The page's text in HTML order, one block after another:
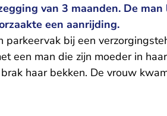
van 3 maanden. De
een aanrijding.
bij een
een man die zijn moeder in
haar bekken. De vrouw